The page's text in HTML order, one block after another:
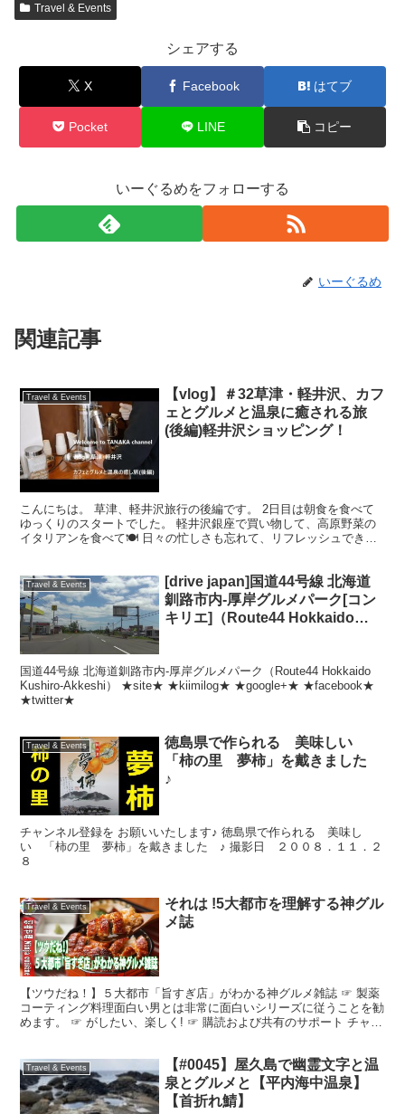
Travel & Events
シェアする
X Facebook はてブ
Pocket LINE コピー
いーぐるめをフォローする
いーぐるめ
関連記事
Travel & Events
【vlog】＃32草津・軽井沢、カフ
ェとグルメと温泉に癒される旅
(後編)軽井沢ショッピング！
こんにちは。 草津、軽井沢旅行の後編です。 2日目は朝食を食べて
ゆっくりのスタートでした。 軽井沢銀座で買い物して、高原野菜の
イタリアンを食べて🍽 日々の忙しさも忘れて、リフレッシュできた
Travel & Events
[drive japan]国道44号線 北海道
釧路市内-厚岸グルメパーク[コン
キリエ]（Route44 Hokkaido
国道44号線 北海道釧路市内-厚岸グルメパーク（Route44 Hokkaido
Kushiro-Akkeshi） ★site★ ★kiimilog★ ★google+★ ★facebook★
★twitter★
Travel & Events
徳島県で作られる 美味しい
「柿の里 夢柿」を戴きました
♪
チャンネル登録を お願いいたします♪ 徳島県で作られる 美味し
い 「柿の里 夢柿」を戴きました ♪ 撮影日 ２００８．１１．２
８
Travel & Events
それは !5大都市を理解する神グル
メ誌
【ツウだね！】５大都市「旨すぎ店」がわかる神グルメ雑誌 ☞ 製薬
コーティング料理面白い男とは非常に面白いシリーズに従うことを勧
めます。 ☞ がしたい、楽しく! ☞ 購読および共有のサポート チャネ
Travel & Events
【#0045】屋久島で幽霊文字と温
泉とグルメと【平内海中温泉】
【首折れ鯖】